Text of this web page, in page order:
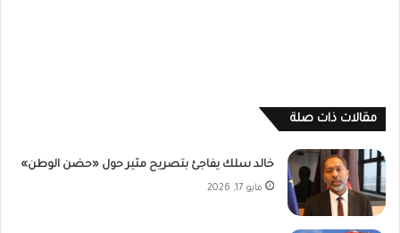
مقالات ذات صلة
خالد سلك يفاجئ بتصريح مثير حول «حضن الوطن»
مايو 17, 2026